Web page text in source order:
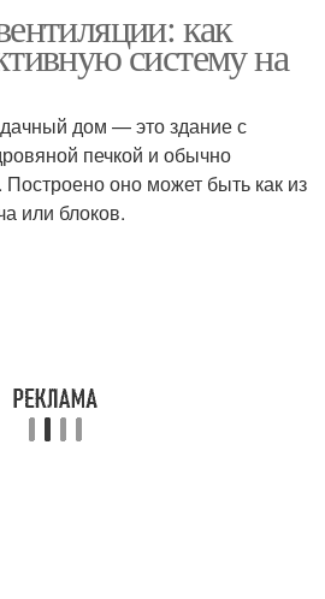
вентиляции
как
систему на
дом — это здание с
печкой и обычно
оно может быть как из
или блоков.